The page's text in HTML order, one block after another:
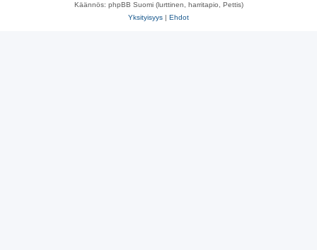
Käännös: phpBB Suomi (lurttinen, harritapio, Pettis)
Yksityisyys | Ehdot